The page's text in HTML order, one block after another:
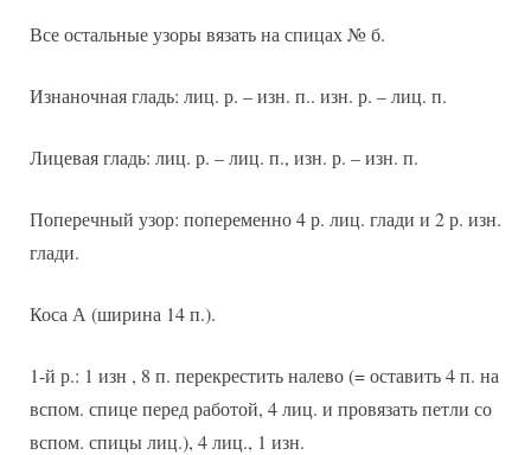
Все остальные узоры вязать на спицах № б.
Изнаночная гладь: лиц. р. – изн. п.. изн. р. – лиц. п.
Лицевая гладь: лиц. р. – лиц. п., изн. р. – изн. п.
Поперечный узор: попеременно 4 р. лиц. глади и 2 р. изн.
глади.
Коса А (ширина 14 п.).
1-й р.: 1 изн , 8 п. перекрестить налево (= оставить 4 п. на
вспом. спице перед работой, 4 лиц. и провязать петли со
вспом. спицы лиц.), 4 лиц., 1 изн.